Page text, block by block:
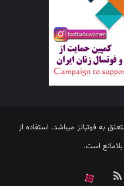
به فوتبالز میباشد. استفاده از
است.
خوراک